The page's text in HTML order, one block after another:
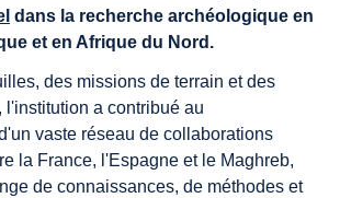
dans la recherche archéologique en
et en Afrique du Nord.
des missions de terrain et des
l'institution a contribué au
vaste réseau de collaborations
la France, l'Espagne et le Maghreb,
de connaissances, de méthodes et